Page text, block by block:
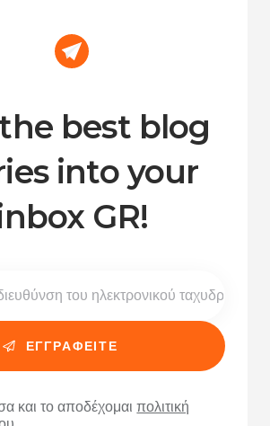
best blog
into your
GR!
και το αποδέχομαιπολιτική